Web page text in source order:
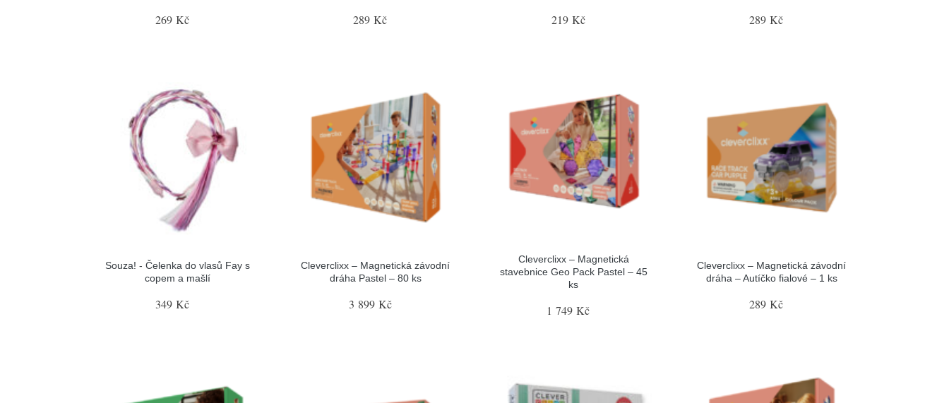
269 Kč 289 Kč 219 Kč 289 Kč
Souza! - Čelenka do vlasů Fay s
copem a mašlí
349 Kč
Cleverclixx – Magnetická závodní
dráha Pastel – 80 ks
3 899 Kč
Cleverclixx – Magnetická
stavebnice Geo Pack Pastel – 45
ks
1 749 Kč
Cleverclixx – Magnetická závodní
dráha – Autíčko fialové – 1 ks
289 Kč